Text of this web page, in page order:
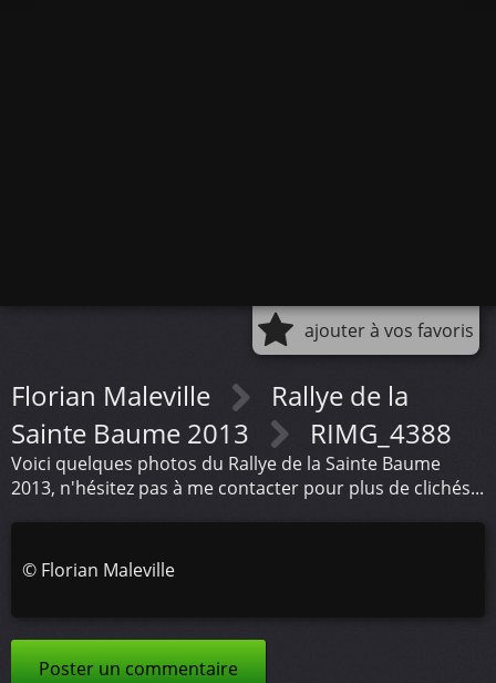
ajouter à vos favoris
Florian Maleville
Rallye de la
Sainte Baume 2013
RIMG_4388
Voici quelques photos du Rallye de la Sainte Baume
2013, n'hésitez pas à me contacter pour plus de clichés...
© Florian Maleville
Poster un commentaire